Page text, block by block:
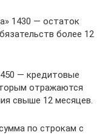
1430 — остаток
более 12
— кредитовые
отражаются
свыше 12 месяцев.
по строкам с